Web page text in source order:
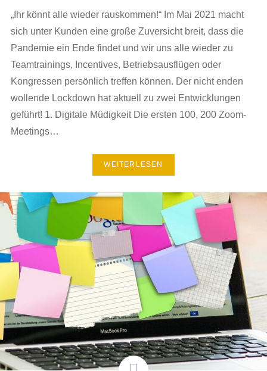
„Ihr könnt alle wieder rauskommen!“ Im Mai 2021 macht
sich unter Kunden eine große Zuversicht breit, dass die
Pandemie ein Ende findet und wir uns alle wieder zu
Teamtrainings, Incentives, Betriebsausflügen oder
Kongressen persönlich treffen können. Der nicht enden
wollende Lockdown hat aktuell zu zwei Entwicklungen
geführt! 1. Digitale Müdigkeit Die ersten 100, 200 Zoom-
Meetings…
WEITERLESEN